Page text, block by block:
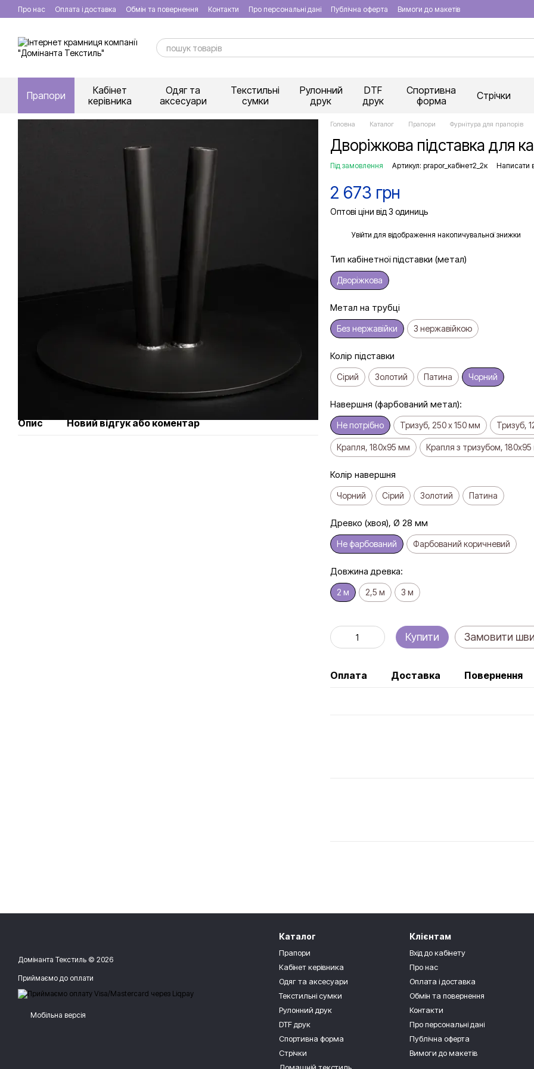
Перейти к основному контенту
Про нас Оплата і доставка Обмін та повернення Контакти Про персональні дані Публічна оферта Вимоги до макетів
Прапори
Кабінет
керівника
Одяг та
аксесуари
Текстильні
сумки
Рулонний
друк
DTF
друк
Спортивна
форма
Стрічки
Опис Новий відгук або коментар
Головна Каталог Прапори Фурнітура для прапорів
Дворіжкова підставка для
Під замовлення Артикул: prapor_кабінет2_2к Написати
2 673 грн
Оптові ціни від 3 одиниць
Увійти для відображення накопичувальної знижки
Тип кабінетної підставки (метал)
Дворіжкова
Метал на трубці
Без нержавійки З нержавійкою
Колір підставки
Сірий Золотий Патина Чорний
Навершня (фарбований метал):
Не потрібно Тризуб, 250 х 150 мм Тризуб,
Крапля, 180x95 мм Крапля з тризубом,
Колір навершня
Чорний Сiрий Золотий Патина
Древко (хвоя), Ø 28 мм
Не фарбований Фарбований коричневий
Довжина древка:
2 м 2,5 м 3 м
Купити Замовити
Оплата Доставка Повернення
Домінанта Текстиль © 2026
Приймаємо до оплати
Мобільна версія
Каталог
Прапори
Кабінет керівника
Одяг та аксесуари
Текстильні сумки
Рулонний друк
DTF друк
Спортивна форма
Стрічки
Клієнтам
Вхід до кабінету
Про нас
Оплата і доставка
Обмін та повернення
Контакти
Про персональні дані
Публічна оферта
Вимоги до макетів